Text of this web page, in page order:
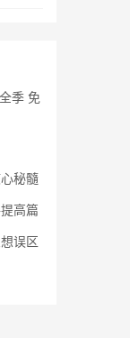
季 免
秘髓
高篇
误区